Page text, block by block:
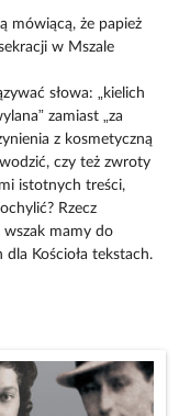
mówiącą, że papież
w Mszale
słowa: „kielich
zamiast „za
z kosmetyczną
czy też zwroty
istotnych treści,
Rzecz
wszak mamy do
dla Kościoła tekstach.